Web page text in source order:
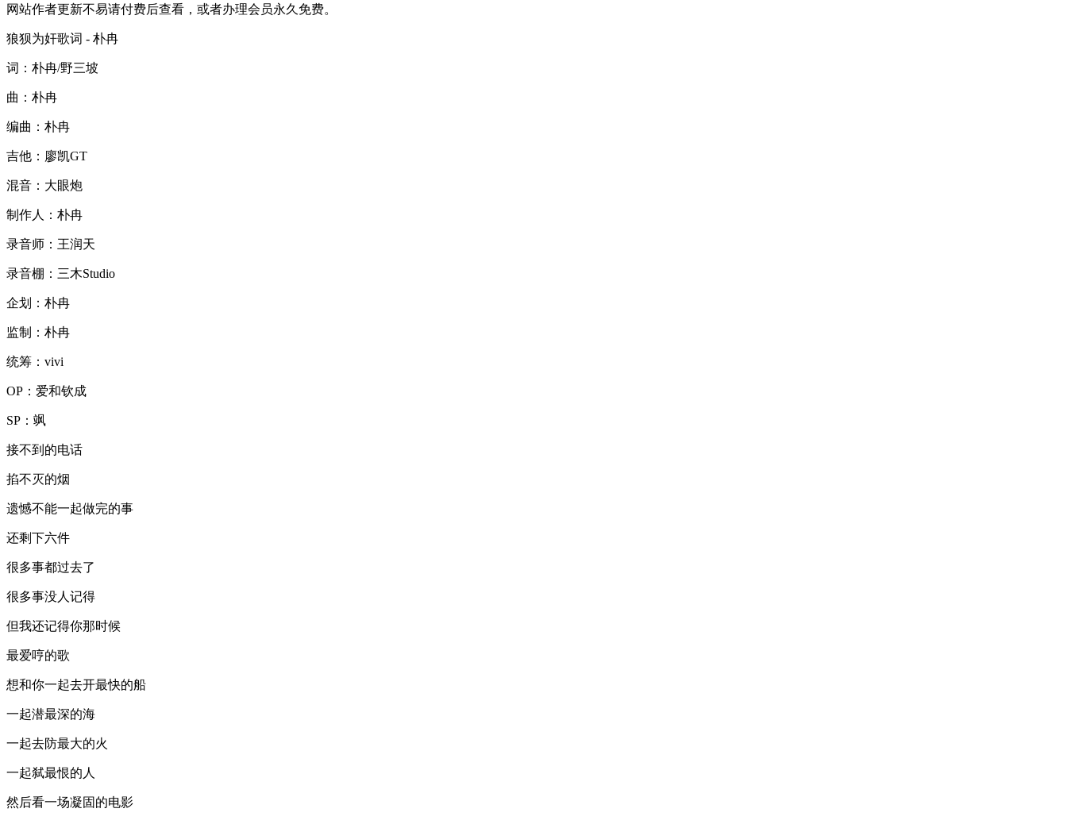
网站作者更新不易请付费后查看，或者办理会员永久免费。
狼狈为奸歌词 - 朴冉
词：朴冉/野三坡
曲：朴冉
编曲：朴冉
吉他：廖凯GT
混音：大眼炮
制作人：朴冉
录音师：王润天
录音棚：三木Studio
企划：朴冉
监制：朴冉
统筹：vivi
OP：爱和钦成
SP：飒
接不到的电话
掐不灭的烟
遗憾不能一起做完的事
还剩下六件
很多事都过去了
很多事没人记得
但我还记得你那时候
最爱哼的歌
想和你一起去开最快的船
一起潜最深的海
一起去防最大的火
一起弑最恨的人
然后看一场凝固的电影